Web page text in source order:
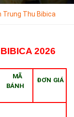
Trung Thu Bibica
2026
MÃ
BÁNH
ĐƠN GIÁ